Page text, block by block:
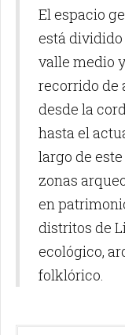
El espacio
está dividido
valle medio
recorrido de
desde la
hasta el
largo de
zonas
en
distritos de
ecológico,
folklórico.